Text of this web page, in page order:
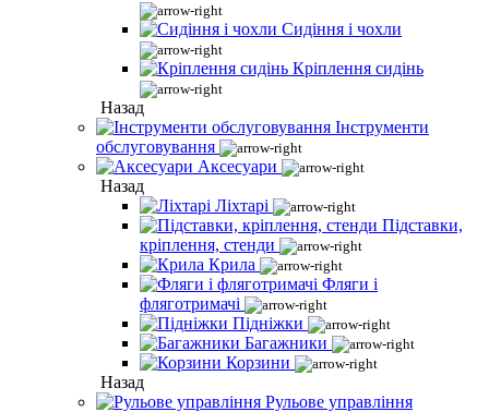
Сидіння і чохли
Кріплення сидінь
Назад
Інструменти
обслуговування
Аксесуари
Назад
Ліхтарі
Підставки,
кріплення, стенди
Крила
Фляги і
фляготримачі
Підніжки
Багажники
Корзини
Назад
Рульове управління